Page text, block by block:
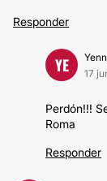
Responder
YE
17
Perdón!!!
Roma
Responder